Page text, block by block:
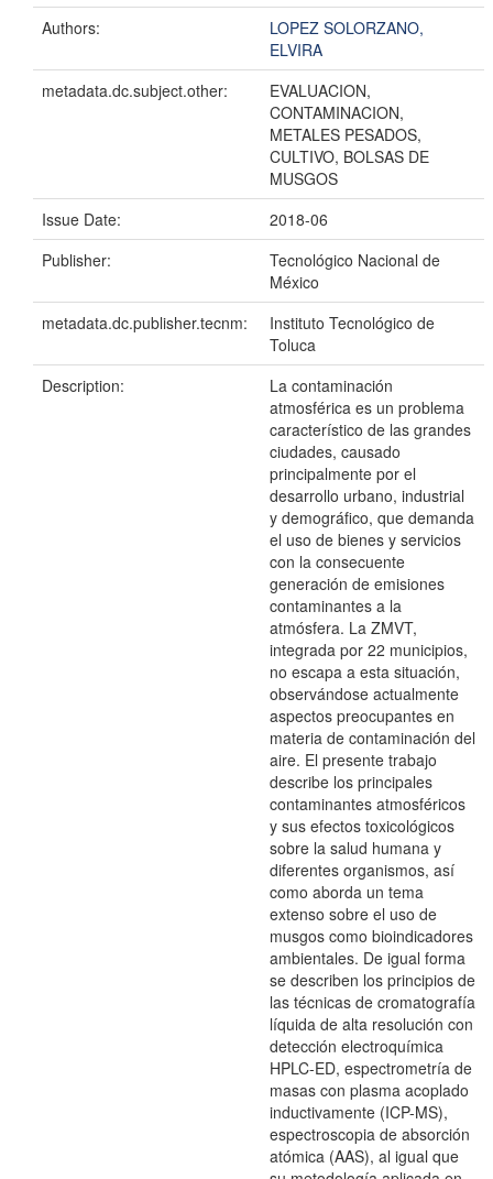
Authors:
LOPEZ SOLORZANO,
ELVIRA
metadata.dc.subject.other:
EVALUACION,
CONTAMINACION,
METALES PESADOS,
CULTIVO, BOLSAS DE
MUSGOS
Issue Date:
2018-06
Publisher:
Tecnológico Nacional de
México
metadata.dc.publisher.tecnm:
Instituto Tecnológico de
Toluca
Description:
La contaminación
atmosférica es un problema
característico de las grandes
ciudades, causado
principalmente por el
desarrollo urbano, industrial
y demográfico, que demanda
el uso de bienes y servicios
con la consecuente
generación de emisiones
contaminantes a la
atmósfera. La ZMVT,
integrada por 22 municipios,
no escapa a esta situación,
observándose actualmente
aspectos preocupantes en
materia de contaminación del
aire. El presente trabajo
describe los principales
contaminantes atmosféricos
y sus efectos toxicológicos
sobre la salud humana y
diferentes organismos, así
como aborda un tema
extenso sobre el uso de
musgos como bioindicadores
ambientales. De igual forma
se describen los principios de
las técnicas de cromatografía
líquida de alta resolución con
detección electroquímica
HPLC-ED, espectrometría de
masas con plasma acoplado
inductivamente (ICP-MS),
espectroscopia de absorción
atómica (AAS), al igual que